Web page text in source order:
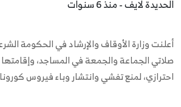
الحديدة لايف - منذ 6 سنوات
أعلنت وزارة الأوقاف والإرشاد في الحكومة
صلاتي الجماعة والجمعة في المساجد، وإقامتها
احترازي، لمنع تفشي وانتشار وباء فيروس